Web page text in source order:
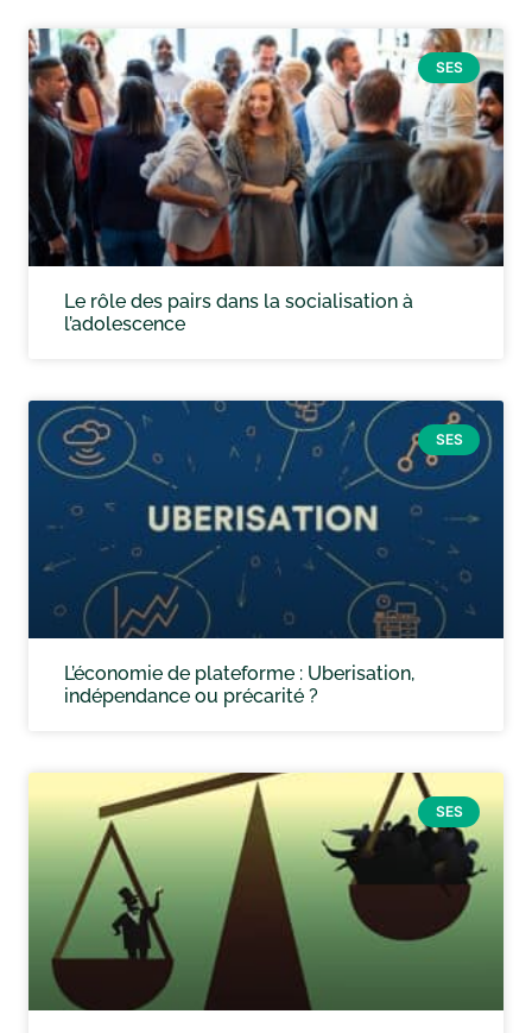
SES
Le rôle des pairs dans la socialisation à
l’adolescence
SES
L’économie de plateforme : Uberisation,
indépendance ou précarité ?
SES